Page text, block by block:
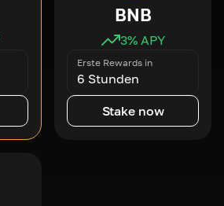
BNB
3% APY
Erste Rewards in
6 Stunden
Stake now